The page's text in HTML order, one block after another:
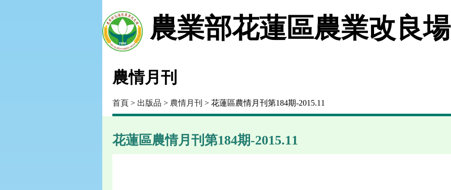
農業部花蓮區農業改良場
農情月刊
首頁 > 出版品 > 農情月刊 > 花蓮區農情月刊第184期-2015.11
花蓮區農情月刊第184期-2015.11